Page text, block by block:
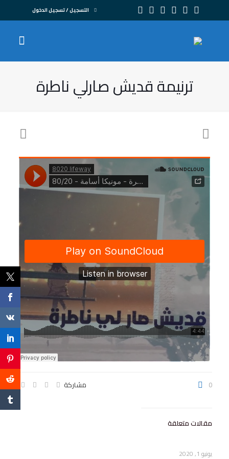
التسجيل / تسجيل الدخول
ترنيمة قديش صارلي ناطرة
مشاركة 0
مقالات متعلقة
يونيو 1, 2020